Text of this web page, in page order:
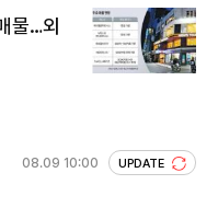
물…외
08.09 10:00 UPDATE